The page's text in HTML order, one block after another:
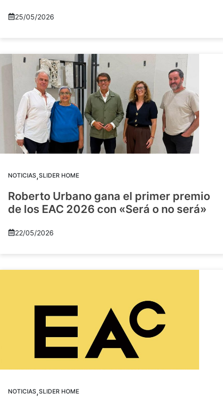
25/05/2026
NOTICIAS,SLIDER HOME
Roberto Urbano gana el primer premio
de los EAC 2026 con «Será o no será»
22/05/2026
NOTICIAS,SLIDER HOME